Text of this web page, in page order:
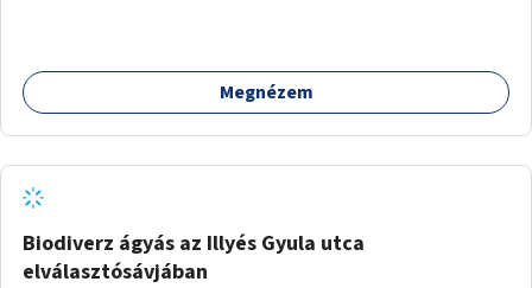
Megnézem
Biodiverz ágyás az Illyés Gyula utca
elválasztósávjában